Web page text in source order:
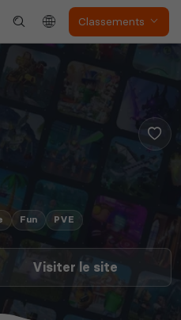
Classements
Fun PVE
Visiter le site